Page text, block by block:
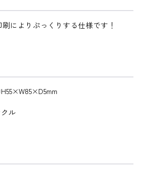
によりぷっくりする仕様です！
ル